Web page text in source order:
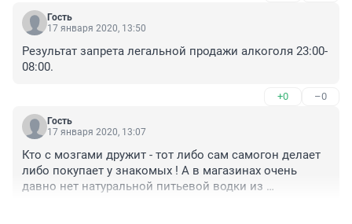
доступность алкоголя.
Гость
17 января 2020, 13:50
Результат запрета легальной продажи алкоголя 23:00-
08:00.
+0 –0
Гость
17 января 2020, 13:07
Кто с мозгами дружит - тот либо сам самогон делает
либо покупает у знакомых ! А в магазинах очень
давно нет натуральной питьевой водки из